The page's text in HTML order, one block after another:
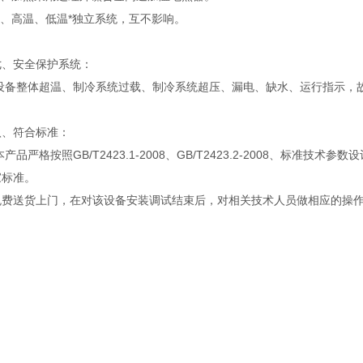
高温、低温*独立系统，互不影响。
安全保护系统：
整体超温、制冷系统过载、制冷系统超压、漏电、缺水、运行指示，
符合标准：
品严格按照GB/T2423.1-2008、GB/T2423.2-2008、标准技术参数
准。
送货上门，在对该设备安装调试结束后，对相关技术人员做相应的操